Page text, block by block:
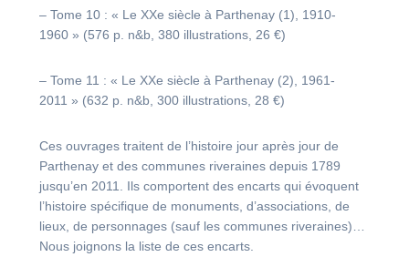
– Tome 10 : « Le XXe siècle à Parthenay (1), 1910-
1960 » (576 p. n&b, 380 illustrations, 26 €)
– Tome 11 : « Le XXe siècle à Parthenay (2), 1961-
2011 » (632 p. n&b, 300 illustrations, 28 €)
Ces ouvrages traitent de l’histoire jour après jour de
Parthenay et des communes riveraines depuis 1789
jusqu’en 2011. Ils comportent des encarts qui évoquent
l’histoire spécifique de monuments, d’associations, de
lieux, de personnages (sauf les communes riveraines)…
Nous joignons la liste de ces encarts.